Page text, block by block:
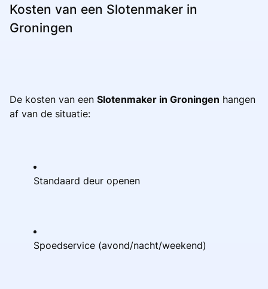
Kosten van een Slotenmaker in
Groningen
De kosten van een Slotenmaker in Groningen hangen
af van de situatie:
Standaard deur openen
Spoedservice (avond/nacht/weekend)